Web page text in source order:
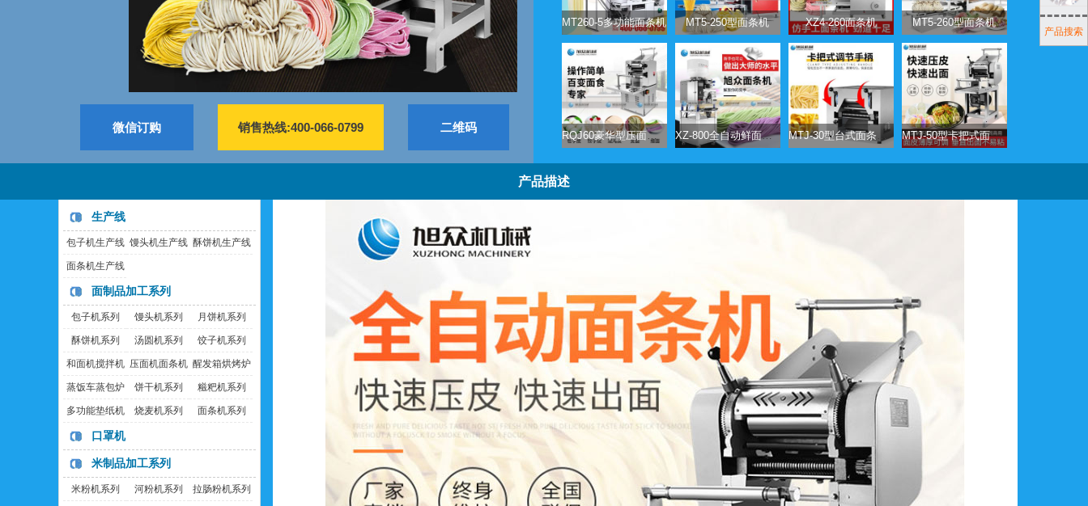
微信订购 销售热线:400-066-0799 二维码
MT260-5多功能面条机 MT5-250型面条机 XZ4-260面条机 MT5-260型面条机
RQJ60豪华型压面面条机 XZ-800全自动鲜面条机 MTJ-30型台式面条机（卡把式） MTJ-50型卡把式面条机
产品描述
生产线
包子机生产线 馒头机生产线 酥饼机生产线
面条机生产线
面制品加工系列
包子机系列 馒头机系列 月饼机系列
酥饼机系列 汤圆机系列 饺子机系列
和面机搅拌机 压面机面条机 醒发箱烘烤炉
蒸饭车蒸包炉 饼干机系列 糍粑机系列
多功能垫纸机 烧麦机系列 面条机系列
口罩机
米制品加工系列
米粉机系列 河粉机系列 拉肠粉机系列
产品搜索